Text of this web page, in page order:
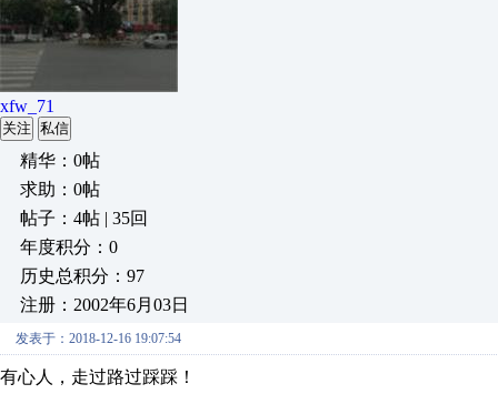
xfw_71
关注 私信
精华：0帖
求助：0帖
帖子：4帖 | 35回
年度积分：0
历史总积分：97
注册：2002年6月03日
发表于：2018-12-16 19:07:54
有心人，走过路过踩踩！